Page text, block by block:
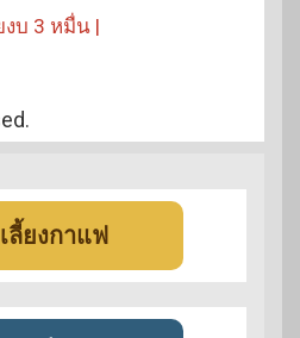
งบ 3 หมื่น |
เลี้ยงกาแฟ